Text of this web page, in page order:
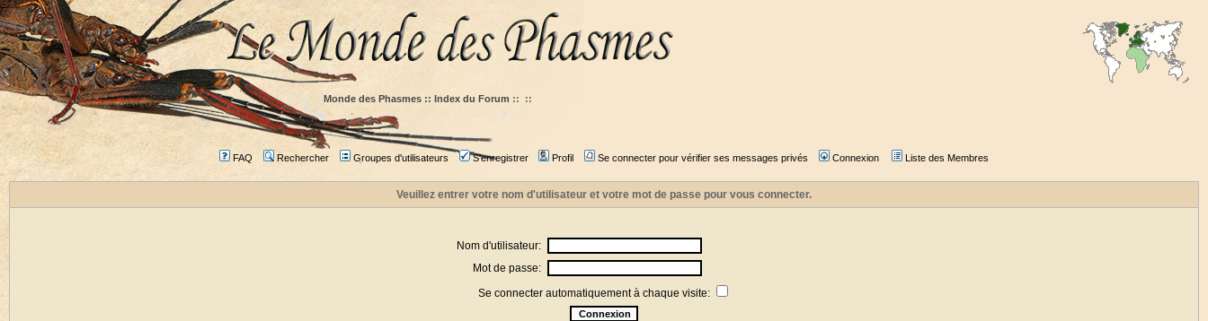
Monde des Phasmes :: Index du Forum :: ::
FAQ Rechercher Groupes d'utilisateurs S'enregistrer Profil Se connecter pour vérifier ses messages privés Connexion Liste des Membres
Veuillez entrer votre nom d'utilisateur et votre mot de passe pour vous connecter.
Nom d'utilisateur:
Mot de passe:
Se connecter automatiquement à chaque visite: